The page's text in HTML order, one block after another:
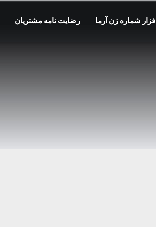
شماره زن آرما رضایت نامه مشتریان